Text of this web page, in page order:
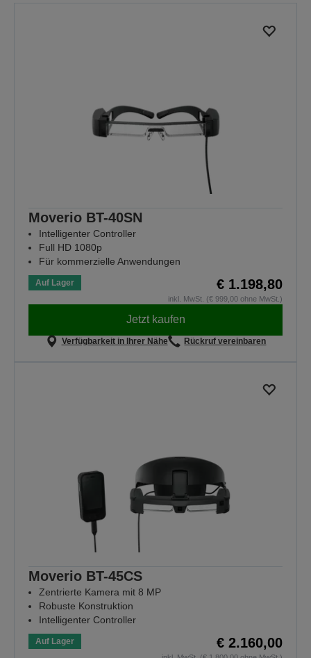
Moverio BT-40SN
Intelligenter Controller
Full HD 1080p
Für kommerzielle Anwendungen
Auf Lager € 1.198,80
inkl. MwSt. (€ 999,00 ohne MwSt.)
Jetzt kaufen
Verfügbarkeit in Ihrer Nähe Rückruf vereinbaren
Moverio BT-45CS
Zentrierte Kamera mit 8 MP
Robuste Konstruktion
Intelligenter Controller
Auf Lager € 2.160,00